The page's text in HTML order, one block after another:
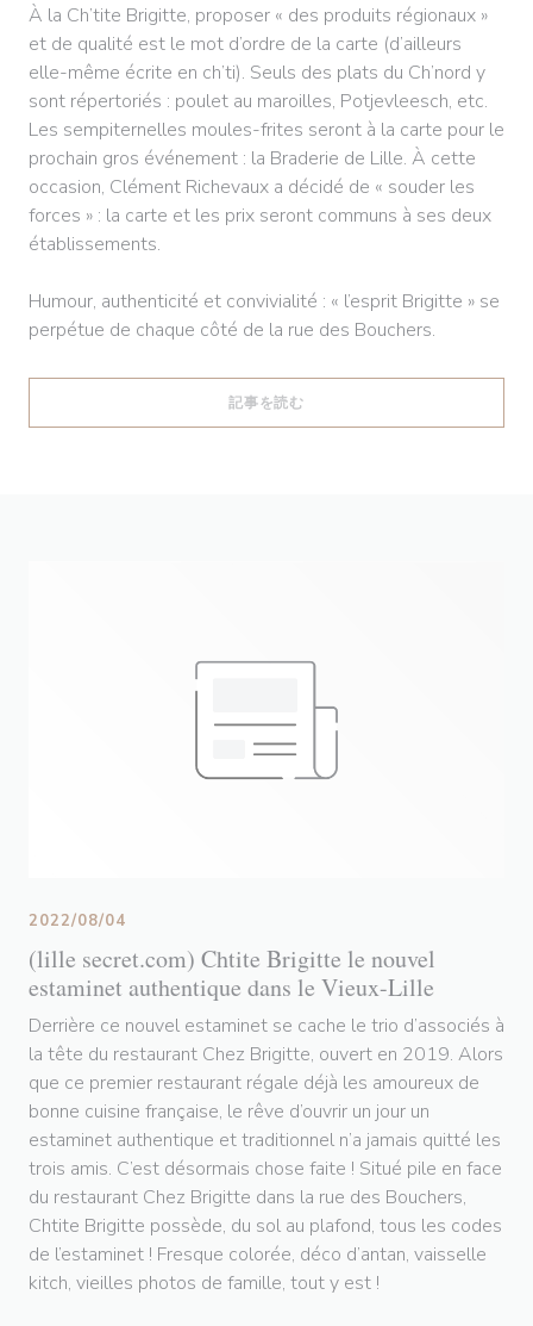
À la Ch’tite Brigitte, proposer « des produits régionaux »
et de qualité est le mot d’ordre de la carte (d’ailleurs
elle-même écrite en ch’ti). Seuls des plats du Ch’nord y
sont répertoriés : poulet au maroilles, Potjevleesch, etc.
Les sempiternelles moules-frites seront à la carte pour le
prochain gros événement : la Braderie de Lille. À cette
occasion, Clément Richevaux a décidé de « souder les
forces » : la carte et les prix seront communs à ses deux
établissements.
Humour, authenticité et convivialité : « l’esprit Brigitte » se
perpétue de chaque côté de la rue des Bouchers.
記事を読む
(lille secret.com) Chtite Brigitte le nouvel
estaminet authentique dans le Vieux-Lille
2022/08/04
Derrière ce nouvel estaminet se cache le trio d’associés à
la tête du restaurant Chez Brigitte, ouvert en 2019. Alors
que ce premier restaurant régale déjà les amoureux de
bonne cuisine française, le rêve d’ouvrir un jour un
estaminet authentique et traditionnel n’a jamais quitté les
trois amis. C’est désormais chose faite ! Situé pile en face
du restaurant Chez Brigitte dans la rue des Bouchers,
Chtite Brigitte possède, du sol au plafond, tous les codes
de l’estaminet ! Fresque colorée, déco d’antan, vaisselle
kitch, vieilles photos de famille, tout y est !